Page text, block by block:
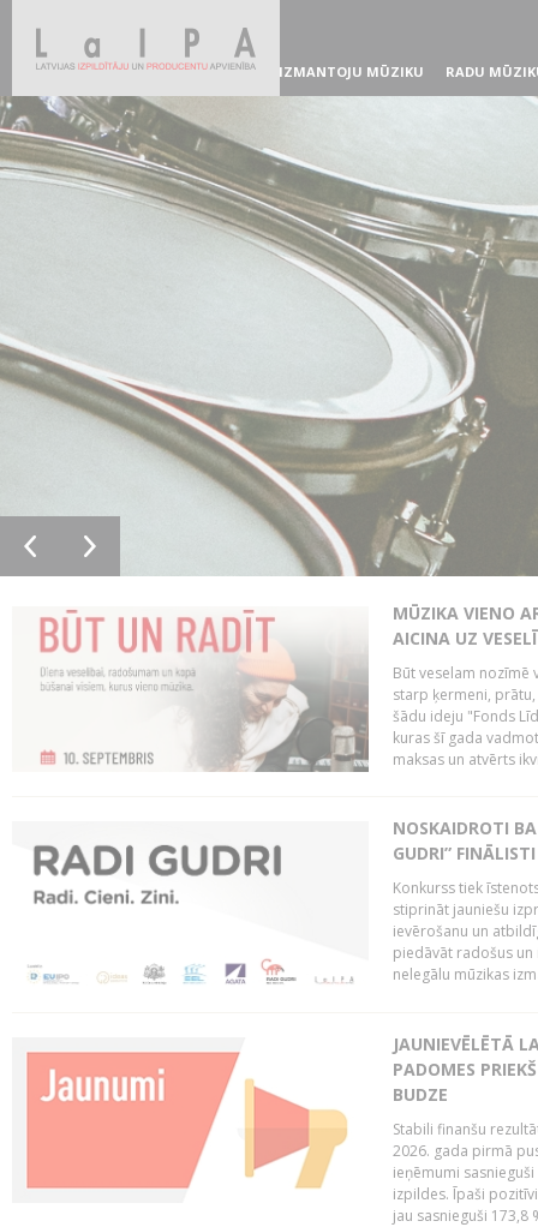
IZMANTOJU MŪZIKU RADU
MŪZIKA VIENO
AICINA UZ
Būt veselam nozīmē
starp ķermeni,
šādu ideju "Fonds
kuras šī gada
maksas un atvērts
NOSKAIDROTI
GUDRI” FINĀLISTI
Konkurss tiek
stiprināt jauniešu
ievērošanu un
piedāvāt radošus
nelegālu mūzikas
JAUNIEVĒLĒTĀ
PADOMES
BUDZE
Stabili finanšu
2026. gada pirmā
ieņēmumi
izpildes. Īpaši
jau sasnieguši 173,8